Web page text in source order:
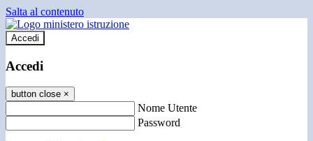
Salta al contenuto
Accedi
Accedi
button close ×
Nome Utente
Password